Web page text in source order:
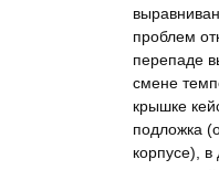
проблем
перепаде
смене
крышке
подложка
корпусе),